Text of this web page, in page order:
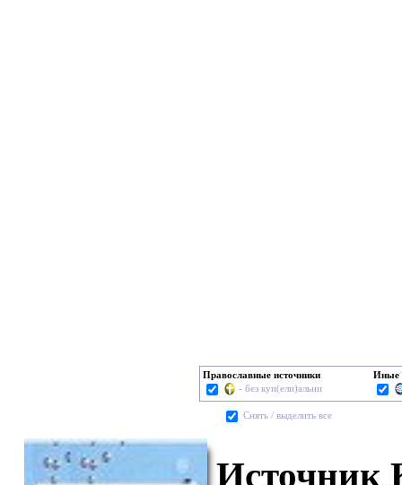
Православные источники
- без куп(ели)альни
Иные
Cнять / выделить все
Источник